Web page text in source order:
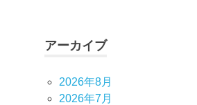
アーカイブ
2026年8月
2026年7月